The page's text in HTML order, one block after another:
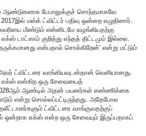
பேபாலுக்குச் சொந்தமாகவே
2017இல் மஸ்க் ட்விட்டர் பதிவு ஒன்றை எழுதினார்.
மீண்டும் என்னிடமே வழங்கியதற்கு
எக்ஸ் டாட்காம் குறித்து எந்தத் திட்டமும் இல்லை.
என்பதால் சொல்கிறேன்’ என்று மட்டும்
அவர் ட்விட்டரை வாங்கியவுடன்தான் வெளியானது.
எக்ஸ் என்கிற ஒரு சேவையைத்
ஆண்டில் அதன் பயனர்கள் எண்ணிக்கை
என்று சொல்லப்பட்டிருந்தது. அதேபோல
ட்விட்டரை வாங்குவதற்குப்
எக்ஸ் என்ற ஒரு சேவையும் இருப்பதாகப்